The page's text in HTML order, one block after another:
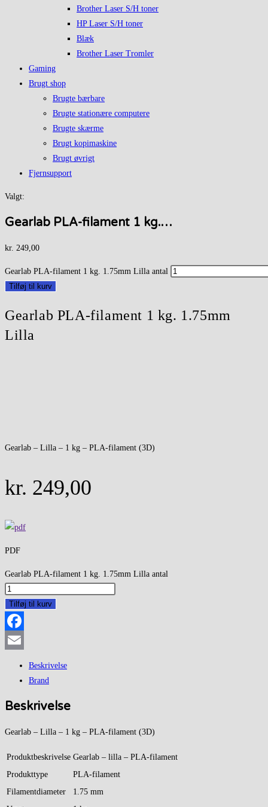
Brother Laser S/H toner
HP Laser S/H toner
Blæk
Brother Laser Tromler
Gaming
Brugt shop
Brugte bærbare
Brugte stationære computere
Brugte skærme
Brugt kopimaskine
Brugt øvrigt
Fjernsupport
Valgt:
Gearlab PLA-filament 1 kg.…
kr. 249,00
Gearlab PLA-filament 1 kg. 1.75mm Lilla antal
Tilføj til kurv
Gearlab PLA-filament 1 kg. 1.75mm
Lilla
Gearlab – Lilla – 1 kg – PLA-filament (3D)
kr. 249,00
PDF
Gearlab PLA-filament 1 kg. 1.75mm Lilla antal
Tilføj til kurv
Facebook
Beskrivelse
Brand
Beskrivelse
Gearlab – Lilla – 1 kg – PLA-filament (3D)
Produktbeskrivelse Gearlab – lilla – PLA-filament
Produkttype
PLA-filament
Filamentdiameter
1.75 mm